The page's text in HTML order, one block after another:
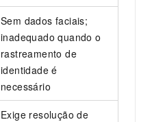
Sem dados faciais;
inadequado quando o
rastreamento de
identidade é
necessário
Exige resolução de